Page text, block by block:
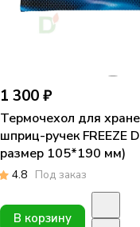
1 300 ₽
Термочехол для
шприц-ручек FREEZE Duo Океан (
размер 105*190 мм)
4.8 Под заказ
В корзину